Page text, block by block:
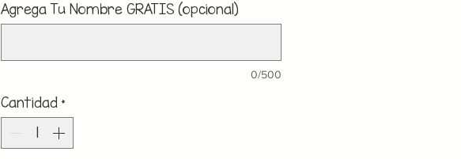
Agrega Tu Nombre GRATIS (opcional)
0/500
Cantidad *